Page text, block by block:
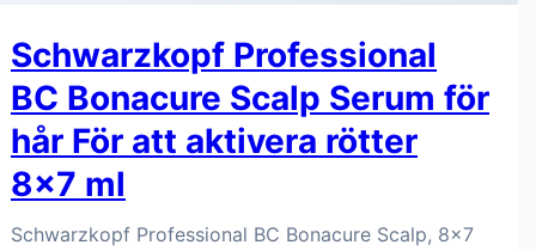
Schwarzkopf Professional
BC Bonacure Scalp Serum för
hår För att aktivera rötter
8x7 ml
Schwarzkopf Professional BC Bonacure Scalp, 8x7